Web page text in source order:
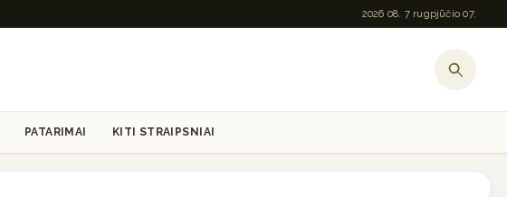
2026 08. 7 rugpjūčio 07.
PATARIMAI KITI STRAIPSNIAI